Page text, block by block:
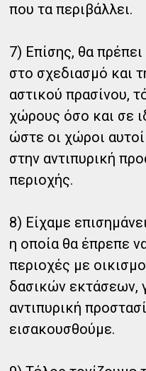
που τα περιβάλλει.
7) Επίσης, θα
στο σχεδιασμό και
αστικού πρασίνου,
χώρους όσο και σε
ώστε οι χώροι
στην αντιπυρική
περιοχής.
8) Είχαμε
η οποία θα έπρεπε
περιοχές με
δασικών εκτάσεων,
αντιπυρική
εισακουσθούμε.